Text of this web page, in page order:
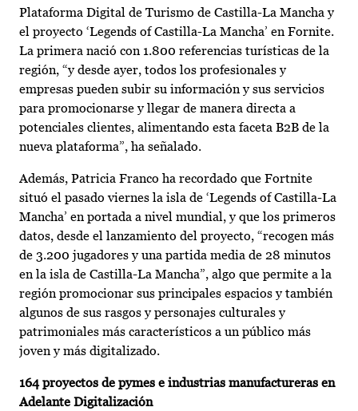
Plataforma Digital de Turismo de Castilla-La Mancha y
el proyecto ‘Legends of Castilla-La Mancha’ en Fornite.
La primera nació con 1.800 referencias turísticas de la
región, “y desde ayer, todos los profesionales y
empresas pueden subir su información y sus servicios
para promocionarse y llegar de manera directa a
potenciales clientes, alimentando esta faceta B2B de la
nueva plataforma”, ha señalado.
Además, Patricia Franco ha recordado que Fortnite
situó el pasado viernes la isla de ‘Legends of Castilla-La
Mancha’ en portada a nivel mundial, y que los primeros
datos, desde el lanzamiento del proyecto, “recogen más
de 3.200 jugadores y una partida media de 28 minutos
en la isla de Castilla-La Mancha”, algo que permite a la
región promocionar sus principales espacios y también
algunos de sus rasgos y personajes culturales y
patrimoniales más característicos a un público más
joven y más digitalizado.
164 proyectos de pymes e industrias manufactureras en
Adelante Digitalización